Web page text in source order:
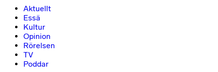
Aktuellt
Essä
Kultur
Opinion
Rörelsen
TV
Poddar